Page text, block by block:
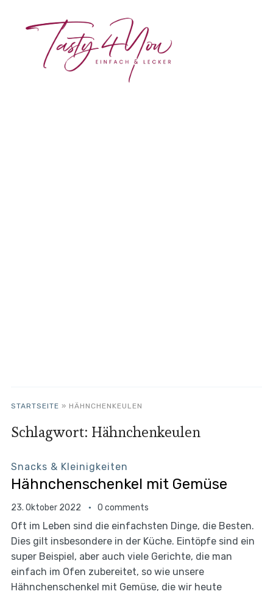
STARTSEITE » HÄHNCHENKEULEN
Schlagwort: Hähnchenkeulen
Snacks & Kleinigkeiten
Hähnchenschenkel mit Gemüse
23. Oktober 2022 0 comments
Oft im Leben sind die einfachsten Dinge, die Besten.
Dies gilt insbesondere in der Küche. Eintöpfe sind ein
super Beispiel, aber auch viele Gerichte, die man
einfach im Ofen zubereitet, so wie unsere
Hähnchenschenkel mit Gemüse, die wir heute